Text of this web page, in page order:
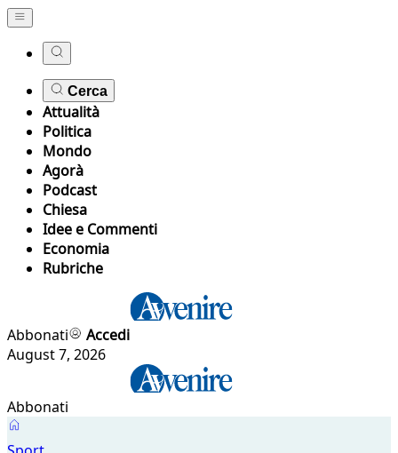
Cerca
Attualità
Politica
Mondo
Agorà
Podcast
Chiesa
Idee e Commenti
Economia
Rubriche
Abbonati
Accedi
August 7, 2026
Abbonati